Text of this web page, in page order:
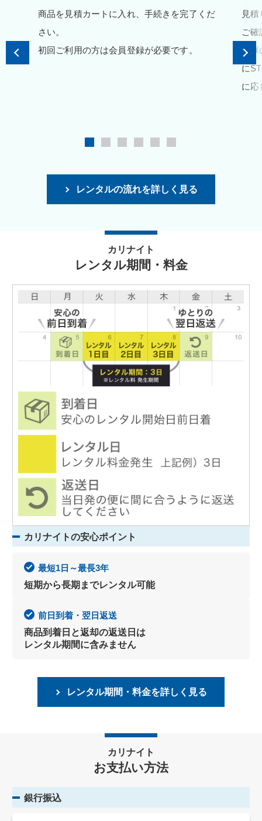
商品を見積カートに入れ、手続きを完了くだ
さい。
初回ご利用の方は会員登録が必要です。
見
ご確
在
に
に応
レンタルの流れを詳しく見る
カリナイト
レンタル期間・料金
カリナイトの安心ポイント
最短1日～最長3年
短期から長期までレンタル可能
前日到着・翌日返送
商品到着日と返却の返送日は
レンタル期間に含みません
レンタル期間・料金を詳しく見る
カリナイト
お支払い方法
銀行振込